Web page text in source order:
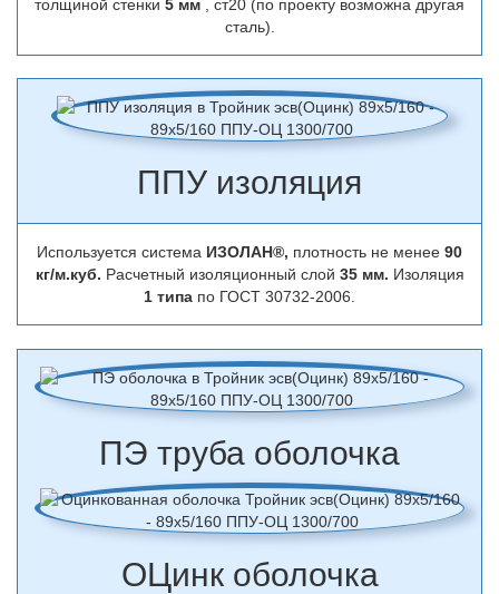
толщиной стенки 5 мм , ст20 (по проекту возможна другая
сталь).
ППУ изоляция
Используется система ИЗОЛАН®, плотность не менее 90
кг/м.куб. Расчетный изоляционный слой 35 мм. Изоляция
1 типа по ГОСТ 30732-2006.
ПЭ труба оболочка
ОЦинк оболочка